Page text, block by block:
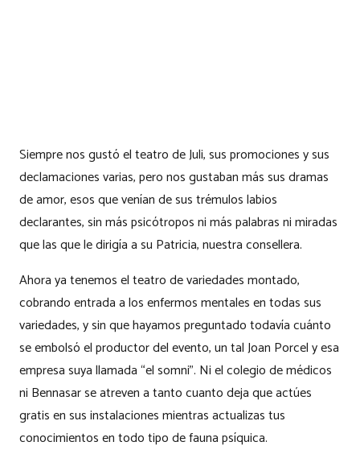
Siempre nos gustó el teatro de Juli, sus promociones y sus
declamaciones varias, pero nos gustaban más sus dramas
de amor, esos que venían de sus trémulos labios
declarantes, sin más psicótropos ni más palabras ni miradas
que las que le dirigía a su Patricia, nuestra consellera.
Ahora ya tenemos el teatro de variedades montado,
cobrando entrada a los enfermos mentales en todas sus
variedades, y sin que hayamos preguntado todavía cuánto
se embolsó el productor del evento, un tal Joan Porcel y esa
empresa suya llamada “el somni”. Ni el colegio de médicos
ni Bennasar se atreven a tanto cuanto deja que actúes
gratis en sus instalaciones mientras actualizas tus
conocimientos en todo tipo de fauna psíquica.